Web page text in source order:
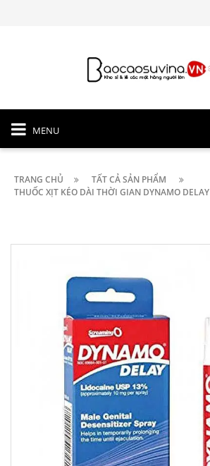
MENU
TRANG CHỦ
TẤT CẢ SẢN PHẨM
THUỐC XỊT KÉO DÀI THỜI GIAN DYNAMO DELAY